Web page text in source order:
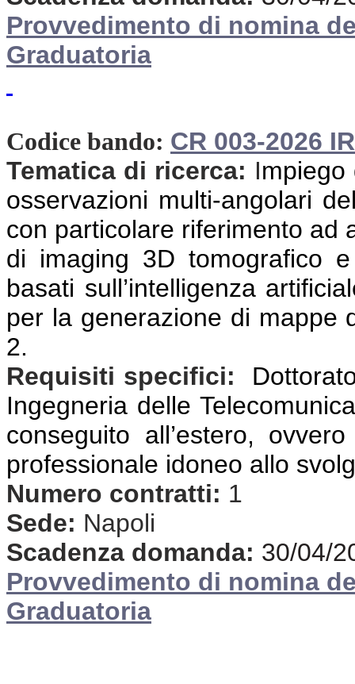
Provvedimento di nomina
Graduatoria
Codice bando: CR 003-2026
Tematica di ricerca: Impiego
osservazioni multi-angolari
con particolare riferimento ad
di imaging 3D tomografico e
basati sull’intelligenza
per la generazione di mappe
2.
Requisiti specifici:
Ingegneria delle
conseguito all’estero,
professionale idoneo allo
Numero contratti: 1
Sede: Napoli
Scadenza domanda: 30/04/
Provvedimento di nomina
Graduatoria